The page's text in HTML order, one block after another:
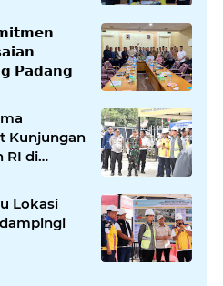
𝗣𝗮𝗱𝗮𝗻𝗴
Kunjungan
RI di
Lokasi